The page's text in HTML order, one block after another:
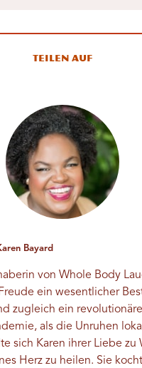
Teilen auf
Bayard
von Whole Body
ein wesentlicher
zugleich ein
als die Unruhen
sich Karen ihrer Liebe zu
Herz zu heilen. Sie kocht